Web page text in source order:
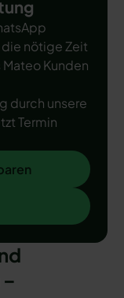
nötige Zeit
Kunden
durch unsere
Termin